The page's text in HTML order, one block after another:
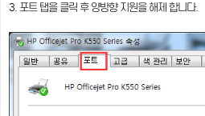
3. 포트 탭을 클릭 후 양방향 지원을 해제 합니다.